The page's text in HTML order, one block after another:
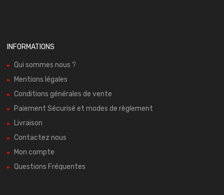
INFORMATIONS
Qui sommes nous ?
Mentions légales
Conditions générales de vente
Paiement Sécurisé et modes de règlement
Livraison
Contactez nous
Mon compte
Questions Fréquentes